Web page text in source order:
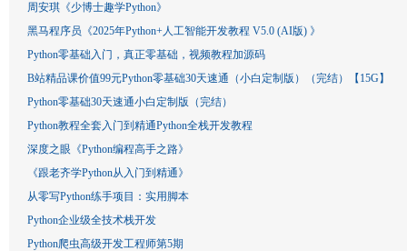
周安琪《少博士趣学Python》
黑马程序员《2025年Python+人工智能开发教程 V5.0 (AI版) 》
Python零基础入门，真正零基础，视频教程加源码
B站精品课价值99元Python零基础30天速通（小白定制版）（完结）【15G】
Python零基础30天速通小白定制版（完结）
Python教程全套入门到精通Python全栈开发教程
深度之眼《Python编程高手之路》
《跟老齐学Python从入门到精通》
从零写Python练手项目：实用脚本
Python企业级全技术栈开发
Python爬虫高级开发工程师第5期